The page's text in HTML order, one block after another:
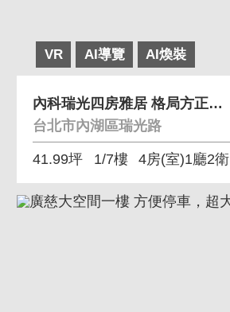
VR AI導覽 AI煥裝
內科瑞光四房雅居 格局方正，近內湖科學園區
台北市內湖區瑞光路
41.99坪 1/7樓 4房(室)1廳2衛